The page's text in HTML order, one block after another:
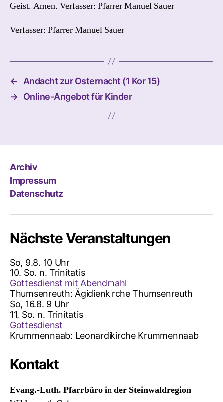
Geist. Amen. Verfasser: Pfarrer Manuel Sauer
Verfasser: Pfarrer Manuel Sauer
←
Andacht zur Osternacht (1 Kor 15)
→ Online-Angebot für Kinder
Archiv
Impressum
Datenschutz
Nächste Veranstaltungen
So, 9.8. 10 Uhr
10. So. n. Trinitatis
Gottesdienst mit Abendmahl
Thumsenreuth: Ägidienkirche Thumsenreuth
So, 16.8. 9 Uhr
11. So. n. Trinitatis
Gottesdienst
Krummennaab: Leonardikirche Krummennaab
Kontakt
Evang.-Luth. Pfarrbüro in der Steinwaldregion